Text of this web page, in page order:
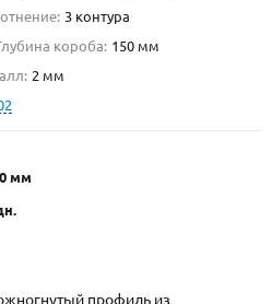
с доставкой и установкой в
3 контура
короба: 150 мм
2 мм
мм
профиль из